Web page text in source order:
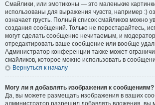
Смайлики, или эмотиконы — это маленькие
использованы для выражения чувств, например :)
означает грусть. Полный список смайликов можно
создания сообщений. Только не перестарайтесь,
могут сделать сообщение нечитаемым, и
отредактировать ваше сообщение или вообще
Администратор конференции также может
смайликов, которое можно использовать в
Вернуться к началу
Могу ли я добавлять изображения к сообщениям?
Да, вы можете размещать изображения в ваших
администратор разрешил добавлять вложения, вы